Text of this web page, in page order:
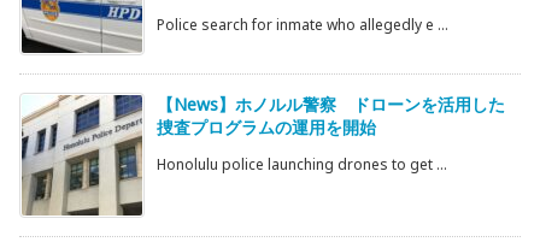
Police search for inmate who allegedly e ...
【News】ホノルル警察 ドローンを活用した
捜査プログラムの運用を開始
Honolulu police launching drones to get ...